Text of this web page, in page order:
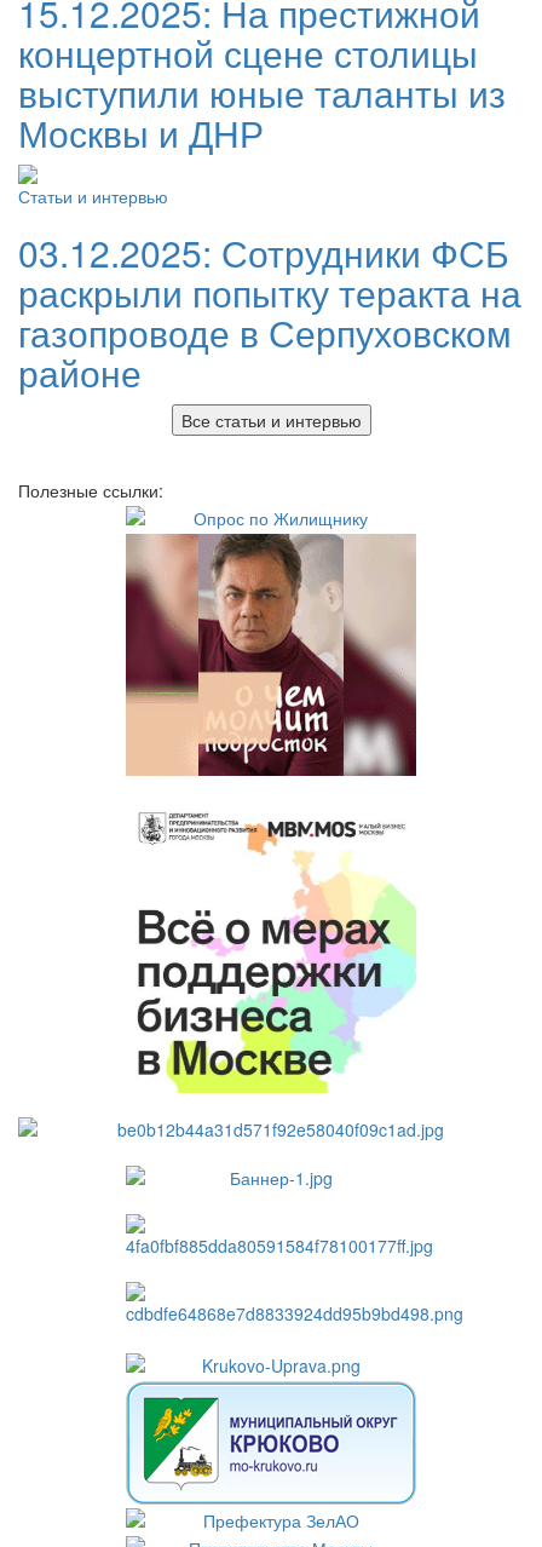
15.12.2025: На престижной
концертной сцене столицы
выступили юные таланты из
Москвы и ДНР
Статьи и интервью
03.12.2025: Сотрудники ФСБ
раскрыли попытку теракта на
газопроводе в Серпуховском
районе
Все статьи и интервью
Полезные ссылки: